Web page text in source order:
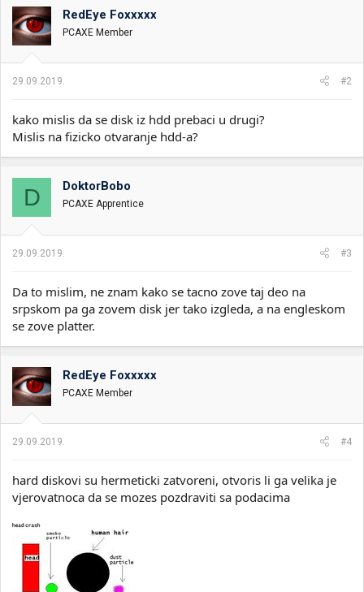
RedEye Foxxxxx
PCAXE Member
29.09.2019. #2
kako mislis da se disk iz hdd prebaci u drugi?
Mislis na fizicko otvaranje hdd-a?
D DoktorBobo
PCAXE Apprentice
29.09.2019. #3
Da to mislim, ne znam kako se tacno zove taj deo na
srpskom pa ga zovem disk jer tako izgleda, a na engleskom
se zove platter.
RedEye Foxxxxx
PCAXE Member
29.09.2019. #4
hard diskovi su hermeticki zatvoreni, otvoris li ga velika je
vjerovatnoca da se mozes pozdraviti sa podacima